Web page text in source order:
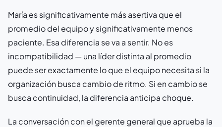
María es significativamente más asertiva que el
promedio del equipo y significativamente menos
paciente. Esa diferencia se va a sentir. No es
incompatibilidad — una líder distinta al promedio
puede ser exactamente lo que el equipo necesita si la
organización busca cambio de ritmo. Si en cambio se
busca continuidad, la diferencia anticipa choque.
La conversación con el gerente general que aprueba la